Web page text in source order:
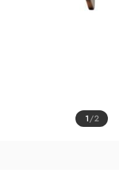
1/2